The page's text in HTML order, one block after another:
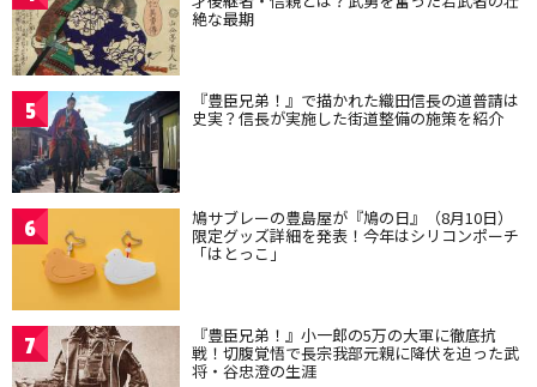
絶な最期
5 『豊臣兄弟！』で描かれた織田信長の道普請は
史実？信長が実施した街道整備の施策を紹介
6 鳩サブレーの豊島屋が『鳩の日』（8月10日）
限定グッズ詳細を発表！今年はシリコンポーチ
「はとっこ」
7 『豊臣兄弟！』小一郎の5万の大軍に徹底抗
戦！切腹覚悟で長宗我部元親に降伏を迫った武
将・谷忠澄の生涯